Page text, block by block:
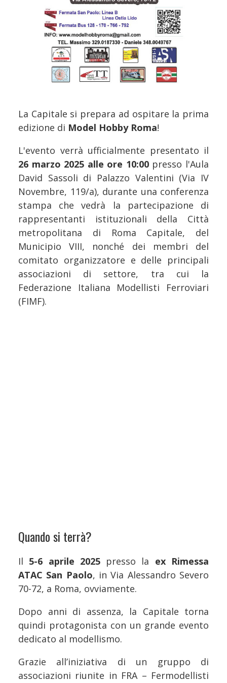
La Capitale si prepara ad ospitare la prima
edizione di Model Hobby Roma!
L'evento verrà ufficialmente presentato il
26 marzo 2025 alle ore 10:00 presso l'Aula
David Sassoli di Palazzo Valentini (Via IV
Novembre, 119/a), durante una conferenza
stampa che vedrà la partecipazione di
rappresentanti istituzionali della Città
metropolitana di Roma Capitale, del
Municipio VIII, nonché dei membri del
comitato organizzatore e delle principali
associazioni di settore, tra cui la
Federazione Italiana Modellisti Ferroviari
(FIMF).
Quando si terrà?
Il 5-6 aprile 2025 presso la ex Rimessa
ATAC San Paolo, in Via Alessandro Severo
70-72, a Roma, ovviamente.
Dopo anni di assenza, la Capitale torna
quindi protagonista con un grande evento
dedicato al modellismo.
Grazie all’iniziativa di un gruppo di
associazioni riunite in FRA – Fermodellisti